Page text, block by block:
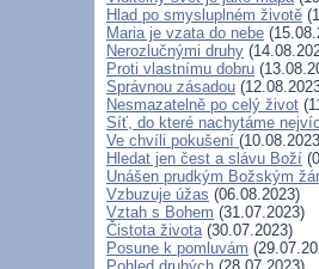
Hlad po smysluplném životě
Maria je vzata do nebe
Nerozlučnými druhy
Proti vlastnímu dobru
Správnou zásadou
Nesmazatelně po celý život
Síť, do které nachytáme
Ve chvíli pokušení
Hledat jen čest a slávu Boží
Unášen prudkým Božským
Vzbuzuje úžas (06.08.2023)
Vztah s Bohem (31.07.2023)
Čistota života(30.07.2023)
Posune k pomluvám